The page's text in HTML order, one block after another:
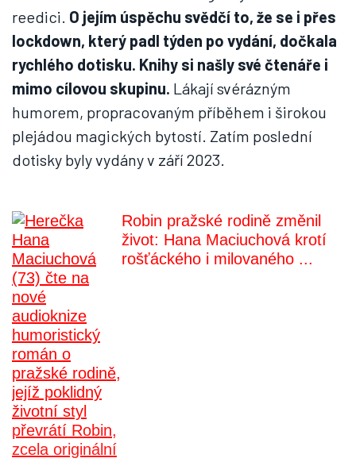
reedici. O jejím úspěchu svědčí to, že se i přes
lockdown, který padl týden po vydání, dočkala
rychlého dotisku. Knihy si našly své čtenáře i
mimo cílovou skupinu. Lákají svérázným
humorem, propracovaným příběhem i širokou
plejádou magických bytostí. Zatím poslední
dotisky byly vydány v září 2023.
Robin pražské rodině změnil
život: Hana Maciuchová krotí
rošťáckého i milovaného ...